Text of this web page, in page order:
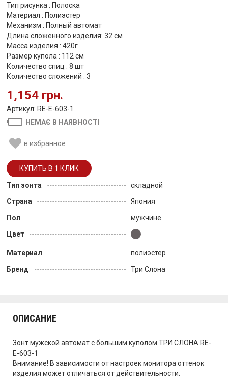
Тип рисунка : Полоска
Материал : Полиэстер
Механизм : Полный автомат
Длина сложенного изделия: 32 см
Масса изделия : 420г
Размер купола : 112 см
Количество спиц : 8 шт
Количество сложений : 3
1,154 грн.
Артикул: RE-E-603-1
НЕМАЄ В НАЯВНОСТІ
в избранное
Тип зонта
складной
Страна
Япония
Пол
мужчине
Цвет
Материал
полиэстер
Бренд
Три Слона
ОПИСАНИЕ
Зонт мужской автомат с большим куполом ТРИ СЛОНА RE-
E-603-1
Внимание! В зависимости от настроек монитора оттенок
изделия может отличаться от действительности.